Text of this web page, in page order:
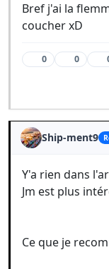
Bref j'ai la
coucher xD
0 0
Ship-ment9
Y'a rien dans
Jm est plus
Ce que je